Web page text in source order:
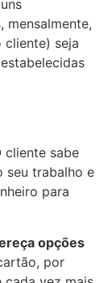
mensalmente,
seja
cliente sabe
seu trabalho e
para
opções
por